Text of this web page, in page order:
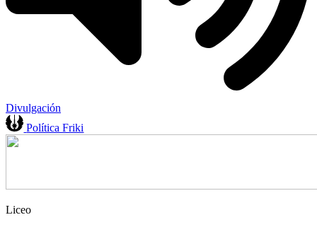
Divulgación
Política Friki
Liceo